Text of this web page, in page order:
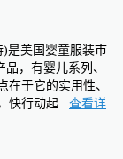
)是美国婴童服装市
，有婴儿系列、
在于它的实用性、
快行动起
查看详